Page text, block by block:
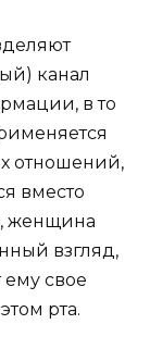
канал
в то
отношений,
вместо
женщина
взгляд,
свое
рта.